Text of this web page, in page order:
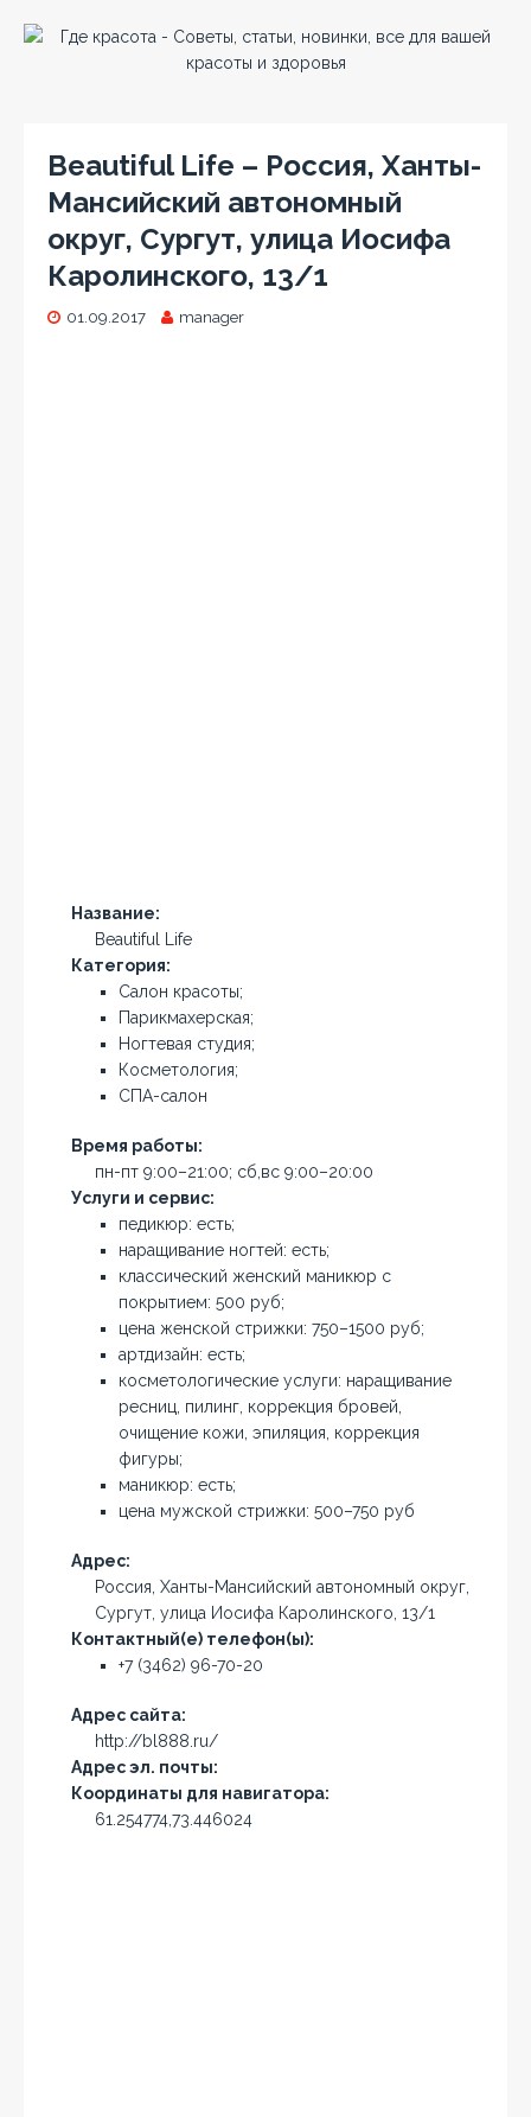
Beautiful Life – Россия, Ханты-
Мансийский автономный
округ, Сургут, улица Иосифа
Каролинского, 13/1
01.09.2017 manager
Название:
Beautiful Life
Категория:
Салон красоты;
Парикмахерская;
Ногтевая студия;
Косметология;
СПА-салон
Время работы:
пн-пт 9:00–21:00; сб,вс 9:00–20:00
Услуги и сервис:
педикюр: есть;
наращивание ногтей: есть;
классический женский маникюр с
покрытием: 500 руб;
цена женской стрижки: 750–1500 руб;
артдизайн: есть;
косметологические услуги: наращивание
ресниц, пилинг, коррекция бровей,
очищение кожи, эпиляция, коррекция
фигуры;
маникюр: есть;
цена мужской стрижки: 500–750 руб
Адрес:
Россия, Ханты-Мансийский автономный округ,
Сургут, улица Иосифа Каролинского, 13/1
Контактный(е) телефон(ы):
+7 (3462) 96-70-20
Адрес сайта:
http://bl888.ru/
Адрес эл. почты:
Координаты для навигатора:
61.254774,73.446024